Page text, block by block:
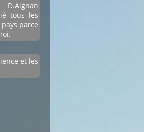
D.Aignan
tous les
parce
et les